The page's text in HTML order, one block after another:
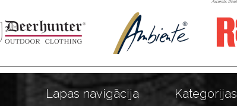
Lapas navigācija Kategorijas